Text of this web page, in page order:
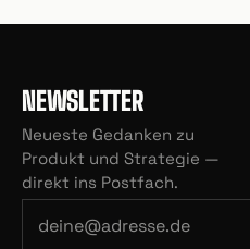
NEWSLETTER
Neueste Gedanken zu
Produkt und Strategie —
direkt ins Postfach.